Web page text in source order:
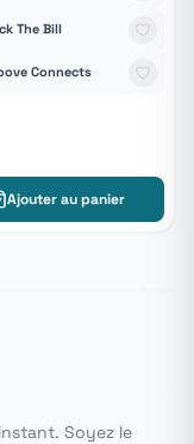
The Bill
Connects
Ajouter au panier
Soyez le